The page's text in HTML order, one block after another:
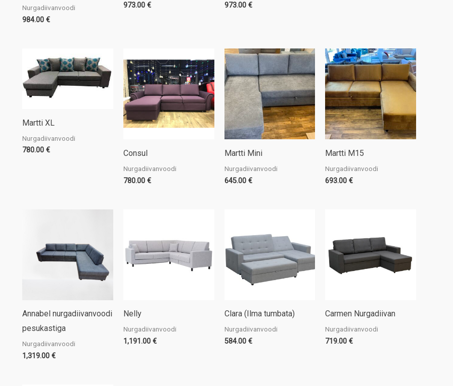
Nurgadiivanvoodi
984.00 €
973.00 € 973.00 €
Martti XL
Nurgadiivanvoodi
780.00 € Consul
Nurgadiivanvoodi
780.00 €
Martti Mini
Nurgadiivanvoodi
645.00 €
Martti M15
Nurgadiivanvoodi
693.00€
Annabel nurgadiivanvoodi
pesukastiga
Nurgadiivanvoodi
1,319.00 €
Nelly
Nurgadiivanvoodi
1,191.00 €
Clara (Ilma tumbata)
Nurgadiivanvoodi
584.00 €
Carmen Nurgadiivan
Nurgadiivanvoodi
719.00€